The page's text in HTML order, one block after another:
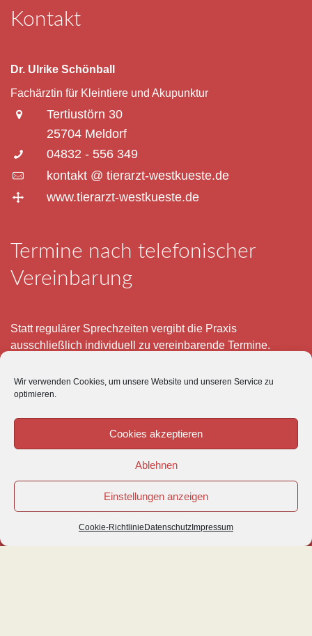
Wir verwenden Cookies, um unsere Website und unseren Service zu
optimieren.
Cookies akzeptieren
Ablehnen
Einstellungen anzeigen
Cookie-Richtlinie Datenschutz Impressum
Kontakt
Dr. Ulrike Schönball
Fachärztin für Kleintiere und Akupunktur
Tertiustörn 30
25704 Meldorf
04832 - 556 349
kontakt @ tierarzt-westkueste.de
www.tierarzt-westkueste.de
Termine nach telefonischer
Vereinbarung
Statt regulärer Sprechzeiten vergibt die Praxis
ausschließlich individuell zu vereinbarende Termine.
– 12 und 15 – 18 Uhr.
Im Übrigen ist der Tierärztliche Notdienst unter Tel: 0180-